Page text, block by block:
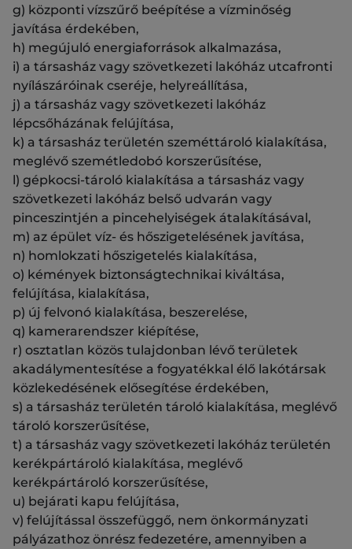
g) központi vízszűrő beépítése a vízminőség
javítása érdekében,
h) megújuló energiaforrások alkalmazása,
i) a társasház vagy szövetkezeti lakóház utcafronti
nyílászáróinak cseréje, helyreállítása,
j) a társasház vagy szövetkezeti lakóház
lépcsőházának felújítása,
k) a társasház területén szeméttároló kialakítása,
meglévő szemétledobó korszerűsítése,
l) gépkocsi-tároló kialakítása a társasház vagy
szövetkezeti lakóház belső udvarán vagy
pinceszintjén a pincehelyiségek átalakításával,
m) az épület víz- és hőszigetelésének javítása,
n) homlokzati hőszigetelés kialakítása,
o) kémények biztonságtechnikai kiváltása,
felújítása, kialakítása,
p) új felvonó kialakítása, beszerelése,
q) kamerarendszer kiépítése,
r) osztatlan közös tulajdonban lévő területek
akadálymentesítése a fogyatékkal élő lakótársak
közlekedésének elősegítése érdekében,
s) a társasház területén tároló kialakítása, meglévő
tároló korszerűsítése,
t) a társasház vagy szövetkezeti lakóház területén
kerékpártároló kialakítása, meglévő
kerékpártároló korszerűsítése,
u) bejárati kapu felújítása,
v) felújítással összefüggő, nem önkormányzati
pályázathoz önrész fedezetére, amennyiben a